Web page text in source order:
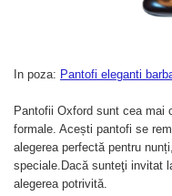
In poza: Pantofi eleganti
Pantofii Oxford sunt cea mai
formale. Acești pantofi se
alegerea perfectă pentru
speciale.Dacă sunteţi invitat
alegerea potrivită.